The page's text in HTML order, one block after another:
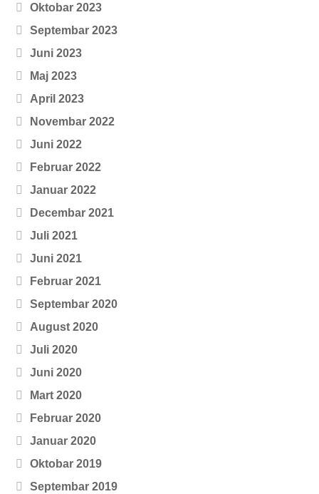
Oktobar 2023
Septembar 2023
Juni 2023
Maj 2023
April 2023
Novembar 2022
Juni 2022
Februar 2022
Januar 2022
Decembar 2021
Juli 2021
Juni 2021
Februar 2021
Septembar 2020
August 2020
Juli 2020
Juni 2020
Mart 2020
Februar 2020
Januar 2020
Oktobar 2019
Septembar 2019